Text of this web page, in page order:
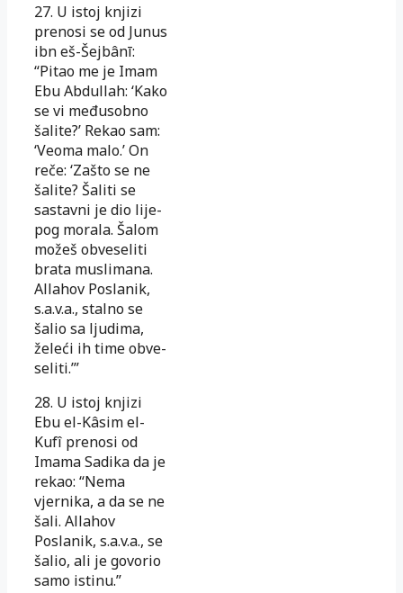
27. U istoj knjizi
prenosi se od Junus
ibn eš-Šejbânī:
“Pitao me je Imam
Ebu Abdullah: ‘Kako
se vi međusobno
šalite?’ Rekao sam:
‘Veo­ma malo.’ On
reče: ‘Zašto se ne
šalite? Šaliti se
sastavni je dio lije­
pog morala. Šalom
možeš obveseliti
brata muslimana.
Alla­hov Po­sla­nik,
s.a.v.a., stalno se
šalio sa ljudima,
želeći ih time ob­ve­
se­li­ti.’”
28. U istoj knjizi
Ebu el-Kâsim el-
Kufî prenosi od
Imama Sadika da je
rekao: “Nema
vjernika, a da se ne
šali. Allahov
Poslanik, s.a.v.a., se
šalio, ali je govorio
samo istinu.”